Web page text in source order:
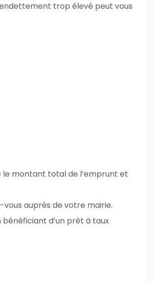
trop élevé peut vous
le montant total de l’emprunt et
auprès de votre mairie.
d’un prêt à taux